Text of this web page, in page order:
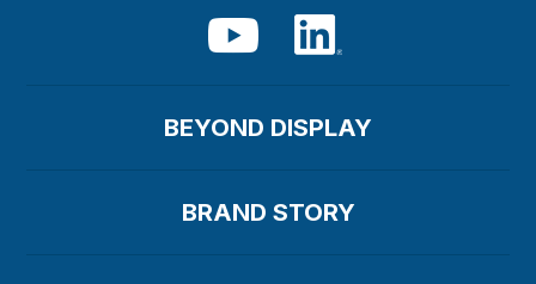
BEYOND DISPLAY
BRAND STORY